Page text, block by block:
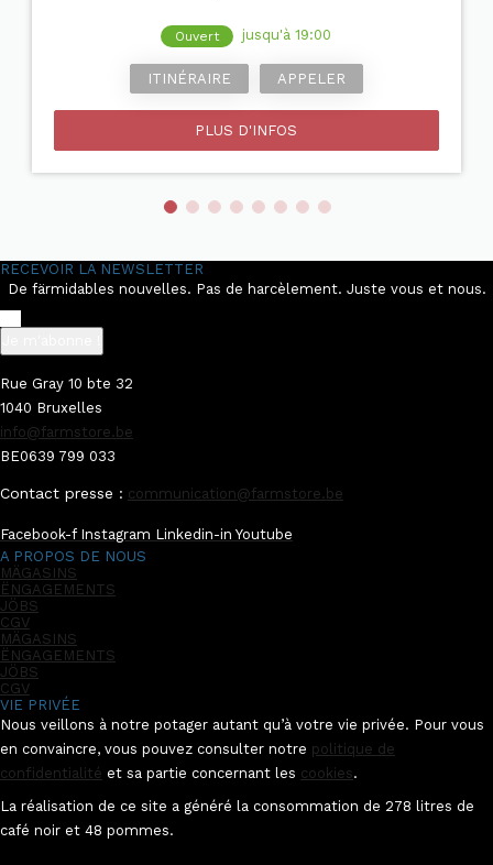
Ouvert jusqu'à 19:00
ITINÉRAIRE APPELER
PLUS D'INFOS
RECEVOIR LA NEWSLETTER
De färmidables nouvelles. Pas de harcèlement. Juste vous et nous.
Rue Gray 10 bte 32
1040 Bruxelles
info@farmstore.be
BE0639 799 033
Contact presse : communication@farmstore.be
Facebook-f Instagram Linkedin-in Youtube
A PROPOS DE NOUS
MÄGASINS
ËNGAGEMENTS
JÖBS
CGV
MÄGASINS
ËNGAGEMENTS
JÖBS
CGV
VIE PRIVÉE
Nous veillons à notre potager autant qu’à votre vie privée. Pour vous
en convaincre, vous pouvez consulter notre politique de
confidentialité et sa partie concernant les cookies.
La réalisation de ce site a généré la consommation de 278 litres de
café noir et 48 pommes.